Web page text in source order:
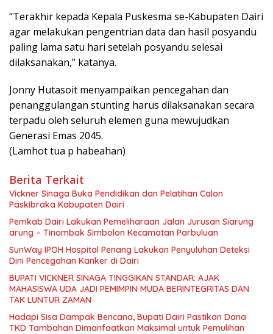
“Terakhir kepada Kepala Puskesma se-Kabupaten Dairi
agar melakukan pengentrian data dan hasil posyandu
paling lama satu hari setelah posyandu selesai
dilaksanakan,” katanya.
Jonny Hutasoit menyampaikan pencegahan dan
penanggulangan stunting harus dilaksanakan secara
terpadu oleh seluruh elemen guna mewujudkan
Generasi Emas 2045.
(Lamhot tua p habeahan)
Berita Terkait
Vickner Sinaga Buka Pendidikan dan Pelatihan Calon
Paskibraka Kabupaten Dairi
Pemkab Dairi Lakukan Pemeliharaan Jalan Jurusan Siarung
arung – Tinombak Simbolon Kecamatan Parbuluan
SunWay IPOH Hospital Penang Lakukan Penyuluhan Deteksi
Dini Pencegahan Kanker di Dairi
BUPATI VICKNER SINAGA TINGGIKAN STANDAR: AJAK
MAHASISWA UDA JADI PEMIMPIN MUDA BERINTEGRITAS DAN
TAK LUNTUR ZAMAN
Hadapi Sisa Dampak Bencana, Bupati Dairi Pastikan Dana
TKD Tambahan Dimanfaatkan Maksimal untuk Pemulihan